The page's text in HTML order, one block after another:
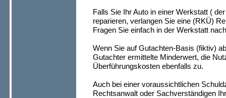
Falls Sie Ihr Auto in einer Werkstatt (
reparieren, verlangen Sie eine (RKÜ)
Fragen Sie einfach in der Werkstatt
Wenn Sie auf Gutachten-Basis (fiktiv)
Gutachter ermittelte Minderwert, die
Überführungskosten ebenfalls zu.
Auch bei einer voraussichtlichen
Rechtsanwalt oder Sachverständigen